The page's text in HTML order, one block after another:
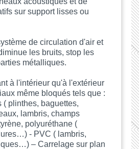
sur support lisses ou
de circulation d'air et
les bruits, stop les
métalliques.
à l'intérieur qu'à l'extérieur
même bloqués tels que :
( plinthes, baguettes,
lambris, champs
polyuréthane (
- PVC ( lambris,
– Carrelage sur plan